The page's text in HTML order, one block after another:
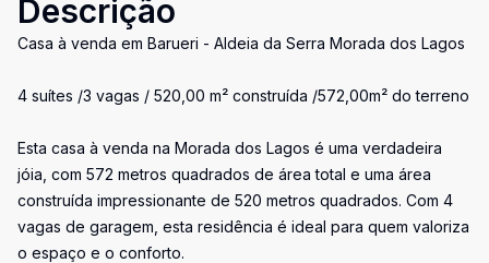
Descrição
Casa à venda em Barueri - Aldeia da Serra Morada dos Lagos
4 suítes /3 vagas / 520,00 m² construída /572,00m² do terreno
Esta casa à venda na Morada dos Lagos é uma verdadeira
jóia, com 572 metros quadrados de área total e uma área
construída impressionante de 520 metros quadrados. Com 4
vagas de garagem, esta residência é ideal para quem valoriza
o espaço e o conforto.